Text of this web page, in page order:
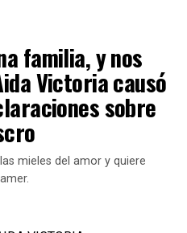
Yankee
protagonizaron los
usuarios dejaron sus
cuando él está con
al día
(…)
el trajín
digo
muy
refiero a eso.
lo lindo, y hay
familia, y nos
Victoria causó
sobre
mieles del amor y quiere